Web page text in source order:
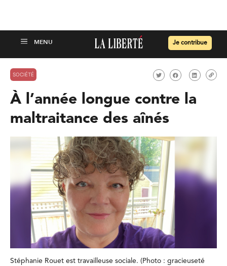
Je contribue
SOCIÉTÉ
À l’année longue contre la
maltraitance des aînés
Stéphanie Rouet est travailleuse sociale. (Photo : gracieuseté